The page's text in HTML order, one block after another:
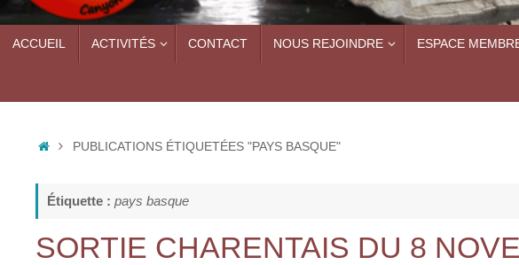
AU
ACCUEIL ACTIVITÉS CONTACT NOUS REJOINDRE ESPACE
ACCUEIL
PUBLICATIONS ÉTIQUETÉES "PAYS BASQUE"
Étiquette : pays basque
SORTIE CHARENTAIS DU 8